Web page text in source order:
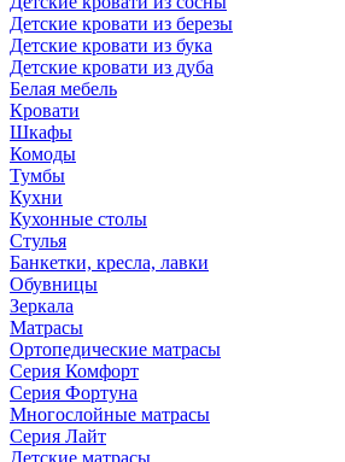
Детские кровати из березы
Детские кровати из бука
Детские кровати из дуба
Белая мебель
Кровати
Шкафы
Комоды
Тумбы
Кухни
Кухонные столы
Стулья
Банкетки, кресла, лавки
Обувницы
Зеркала
Матрасы
Ортопедические матрасы
Серия Комфорт
Серия Фортуна
Многослойные матрасы
Серия Лайт
Детские матрасы